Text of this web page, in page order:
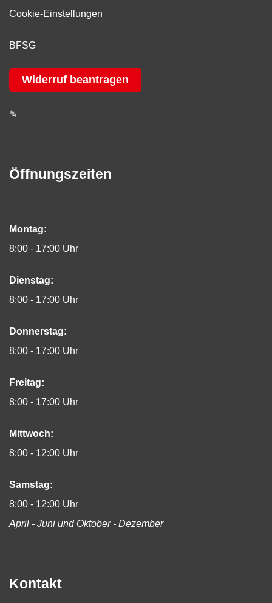
Cookie-Einstellungen
BFSG
Widerruf beantragen
✎
Öffnungszeiten
Montag:
8:00 - 17:00 Uhr
Dienstag:
8:00 - 17:00 Uhr
Donnerstag:
8:00 - 17:00 Uhr
Freitag:
8:00 - 17:00 Uhr
Mittwoch:
8:00 - 12:00 Uhr
Samstag:
8:00 - 12:00 Uhr
April - Juni und Oktober - Dezember
Kontakt